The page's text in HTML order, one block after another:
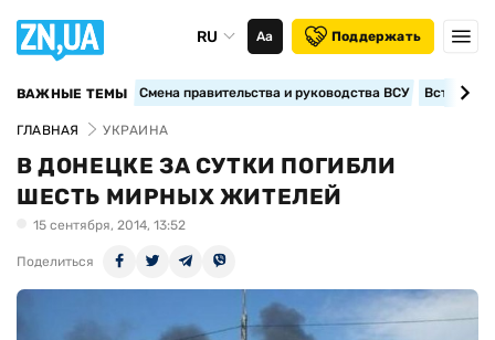
RU Аа Поддержать
ВАЖНЫЕ ТЕМЫ Смена правительства и руководства ВСУ
ГЛАВНАЯ УКРАИНА
В ДОНЕЦКЕ ЗА СУТКИ ПОГИБЛИ
ШЕСТЬ МИРНЫХ ЖИТЕЛЕЙ
15 сентября, 2014, 13:52
Поделиться